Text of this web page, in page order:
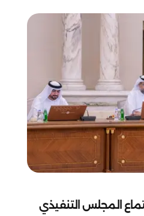
المجلس التنفيذي